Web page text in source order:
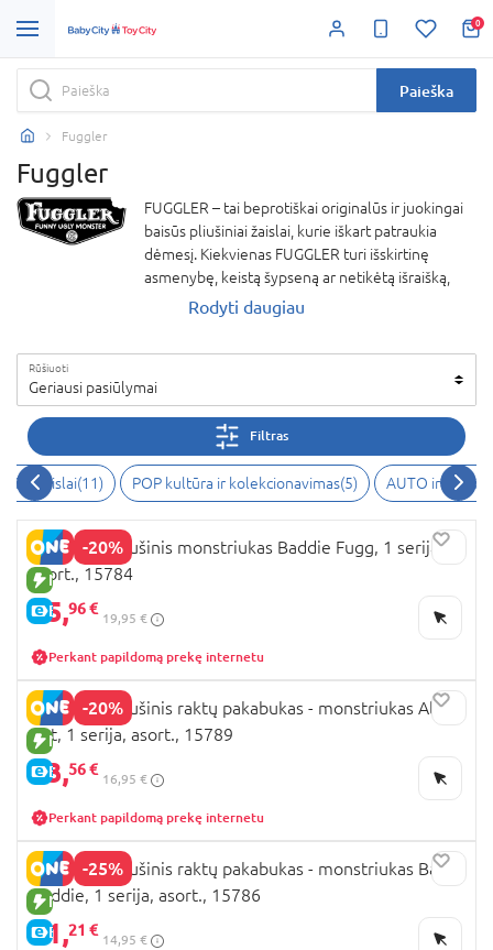
0
Paieška
Fuggler
Fuggler
FUGGLER – tai beprotiškai originalūs ir juokingai
baisūs pliušiniai žaislai, kurie iškart patraukia
dėmesį. Kiekvienas FUGGLER turi išskirtinę
asmenybę, keistą šypseną ar netikėtą išraišką,
todėl tampa ne tik žaislu, bet ir kolekcijos pažiba.
suaugusiems, vertinantiems humorą bei
netradicinį stilių. Drąsiai rinkis FUGGLER ir į savo
kasdienybę įnešk šiek tiek pašėlusio linksmumo!
Rodyti daugiau
Rūšiuoti
Geriausi pasiūlymai
Filtras
žaislai(11) POP kultūra ir kolekcionavimas(5) AUTO ir
-20%
NAUJA PREKĖ
E-KAINA
FUGGLER pliušinis monstriukas Baddie Fugg, 1 serija,
asort., 15784
15,96 €
19,95 €
Perkant papildomą prekę internetu
-20%
NAUJA PREKĖ
E-KAINA
FUGGLER pliušinis raktų pakabukas - monstriukas Alley
Cat, 1 serija, asort., 15789
13,56 €
16,95 €
Perkant papildomą prekę internetu
-25%
NAUJA PREKĖ
E-KAINA
FUGGLER pliušinis raktų pakabukas - monstriukas Baby
Baddie, 1 serija, asort., 15786
11,21 €
14,95 €